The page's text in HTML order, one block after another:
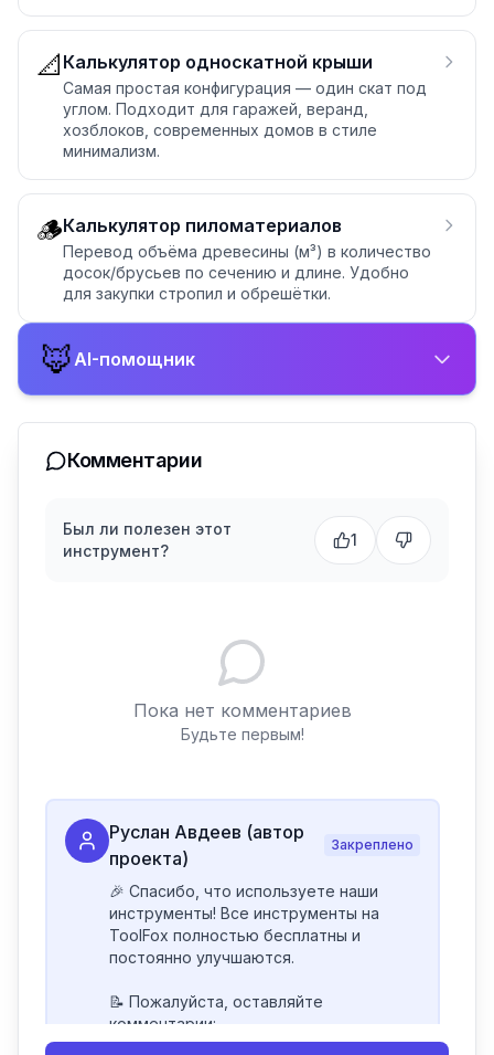
📐 Калькулятор односкатной крыши
Самая простая конфигурация — один скат под
углом. Подходит для гаражей, веранд,
хозблоков, современных домов в стиле
минимализм.
🪵Калькулятор пиломатериалов
Перевод объёма древесины (м³) в количество
досок/брусьев по сечению и длине. Удобно
для закупки стропил и обрешётки.
🦊AI-помощник
Комментарии
Был ли полезен этот
инструмент?
1
Пока нет комментариев
Будьте первым!
Руслан Авдеев (автор
проекта)
Закреплено
🎉 Спасибо, что используете наши
инструменты! Все инструменты на
ToolFox полностью бесплатны и
постоянно улучшаются.
📝 Пожалуйста, оставляйте
комментарии:
- Если инструмент работает